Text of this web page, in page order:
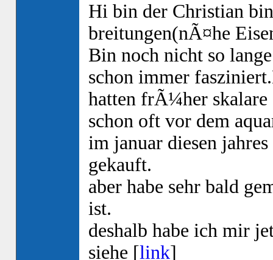
Hi bin der Christian
breitungen(nÃ¤he
Bin noch nicht so
schon immer
hatten frÃ¼her
schon oft vor dem
im januar diesen
gekauft.
aber habe sehr bald
ist.
deshalb habe ich mir
siehe [link]